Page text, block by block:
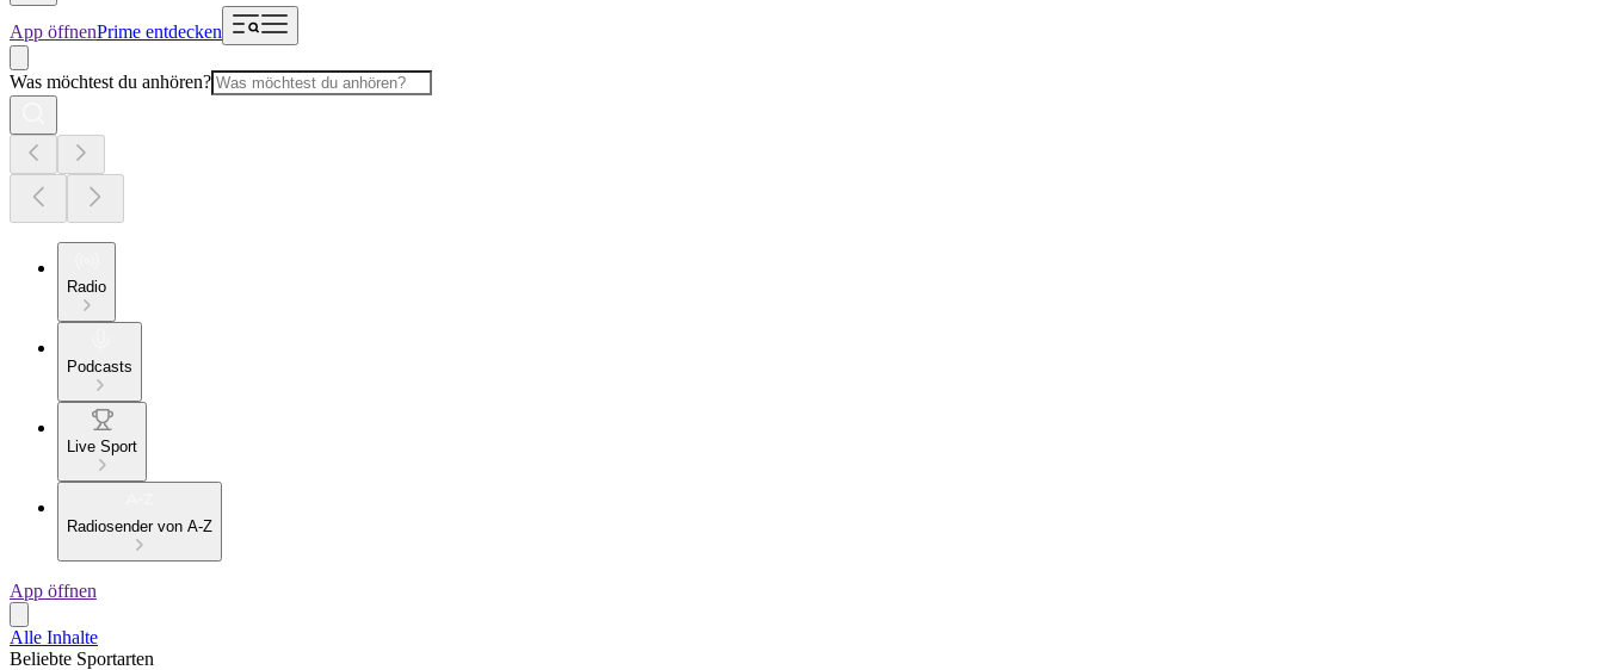
App öffnenPrime entdecken
Was möchtest du anhören?
Radio
Podcasts
Live Sport
Radiosender von A-Z
App öffnen
Alle Inhalte
Beliebte Sportarten